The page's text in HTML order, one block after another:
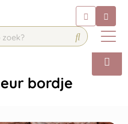
met onze chatbot voor
bordje